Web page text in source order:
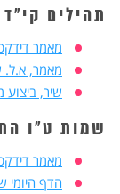
תהילים קי"ד
מאמר
מאמר, א.ל.
שיר,
שמות ט"ו
מאמר
הדף היומי